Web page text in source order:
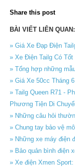
Share this post
BÀI VIẾT LIÊN QUAN:
» Giá Xe Đạp Điện
» Xe Điện Tailg Có
» Tổng hợp những
» Giá Xe 50cc Tháng
» Tailg Queen R71 -
Phương Tiện Di
» Những câu hỏi
» Chung tay bảo vệ
» Những xe máy điện
» Bảo quản bình điện
» Xe điện Xmen